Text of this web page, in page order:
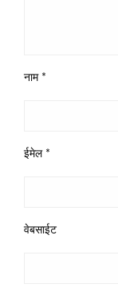
नाम *
ईमेल *
वेबसाईट